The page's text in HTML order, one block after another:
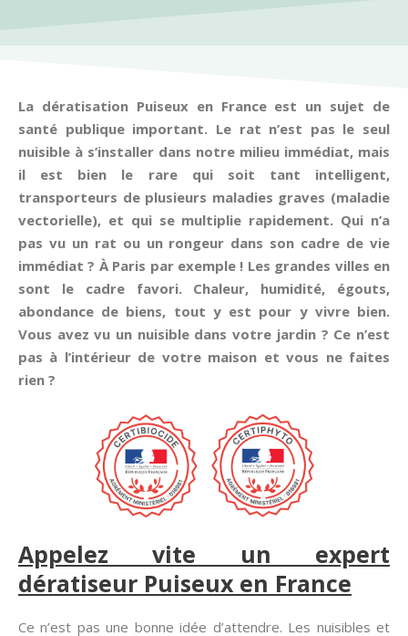
La dératisation Puiseux en France est un sujet de
santé publique important. Le rat n’est pas le seul
nuisible à s’installer dans notre milieu immédiat, mais
il est bien le rare qui soit tant intelligent,
transporteurs de plusieurs maladies graves (maladie
vectorielle), et qui se multiplie rapidement. Qui n’a
pas vu un rat ou un rongeur dans son cadre de vie
immédiat ? À Paris par exemple ! Les grandes villes en
sont le cadre favori. Chaleur, humidité, égouts,
abondance de biens, tout y est pour y vivre bien.
Vous avez vu un nuisible dans votre jardin ? Ce n’est
pas à l’intérieur de votre maison et vous ne faites
rien ?
Appelez vite un expert
dératiseur Puiseux en France
Ce n’est pas une bonne idée d’attendre. Les nuisibles et